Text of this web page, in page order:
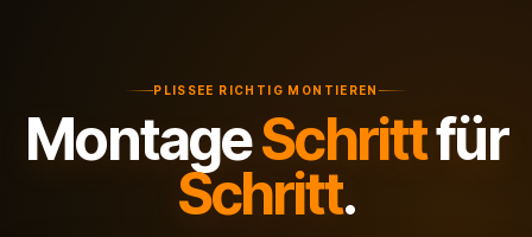
PLISSEE RICHTIG MONTIEREN
MontageSchrittfür
Schritt.